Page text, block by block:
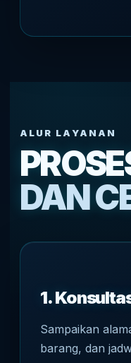
ALUR LAYANAN
DAN
1.
Sampaikan
barang, dan